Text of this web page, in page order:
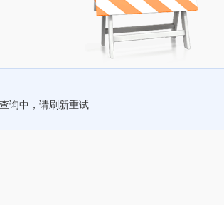
询中，请刷新重试